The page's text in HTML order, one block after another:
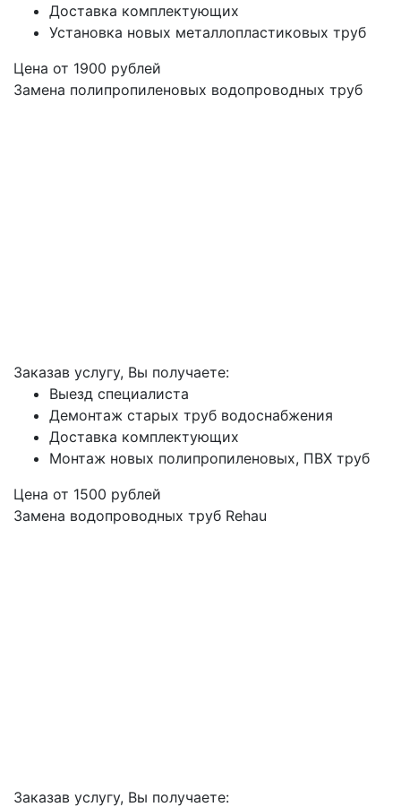
Доставка комплектующих
Установка новых металлопластиковых труб
Цена от 1900 рублей
Замена полипропиленовых водопроводных труб
Заказав услугу, Вы получаете:
Выезд специалиста
Демонтаж старых труб водоснабжения
Доставка комплектующих
Монтаж новых полипропиленовых, ПВХ труб
Цена от 1500 рублей
Замена водопроводных труб Rehau
Заказав услугу, Вы получаете: